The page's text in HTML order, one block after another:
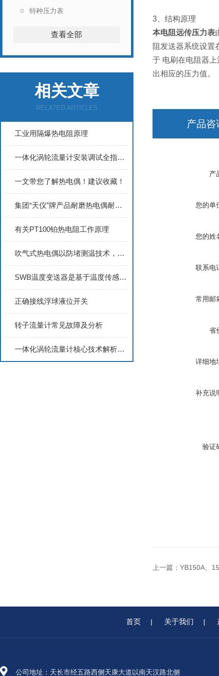
特种压力表
查看全部
相关文章
RELATED ARTICLES
工业用隔爆热电阻原理
一体化涡轮流量计安装调试全指南：从管道布置到参数设置的完整操作规范
一文带您了解热电偶！建议收藏！
集团“天仪”牌产品耐磨热电偶耐磨套管材质特点
有关PT100铂热电阻工作原理
吹气式热电偶以防堵测温技术，助力企业提升高温生产过程的温度管控精度
SWB温度变送器是基于温度传感器原理设计的
正确接线浮球液位开关
转子流量计常见故障及分析
一体化涡轮流量计核心技术解析：如何实现高精度流体测量与信号输出的完满结合？
3、 结构原理
本电阻远传压力表
阻发送器系统设置
于 电刷在电阻器
出相应的压力值。
产品咨
产
您的单
您的姓
联系电
常用邮
省
详细地
补充说
验证
上一篇： YB150A、
首页 | 关于我们 |
公司地址：天长市经五路西侧天康大道以南天汉路北侧